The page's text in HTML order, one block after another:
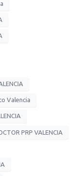
Valencia
PRP VALENCIA